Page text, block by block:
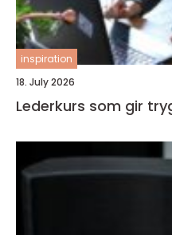
inspiration
18. July 2026
Lederkurs som gir